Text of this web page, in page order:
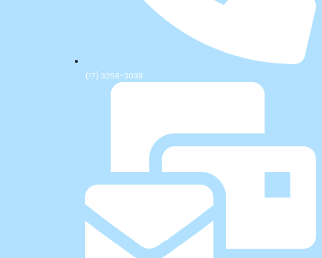
(17) 3258-3038